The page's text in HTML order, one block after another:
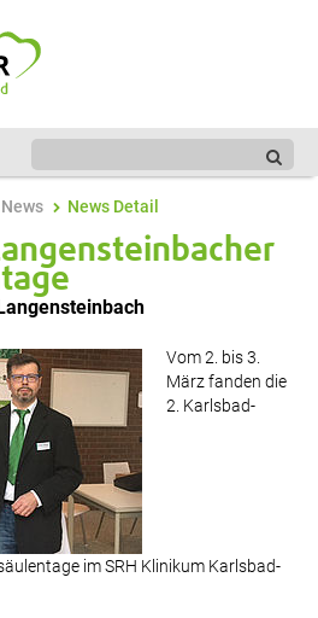
News News Detail
Vom 2. bis 3.
März fanden die
2. Karlsbad-
im SRH Klinikum Karlsbad-